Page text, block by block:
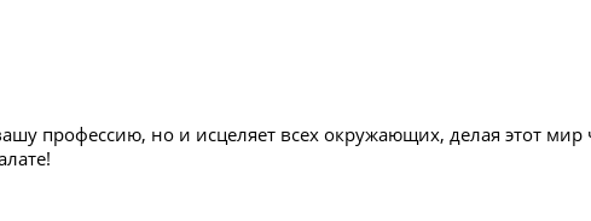
профессию, но и исцеляет всех окружающих, делая этот мир